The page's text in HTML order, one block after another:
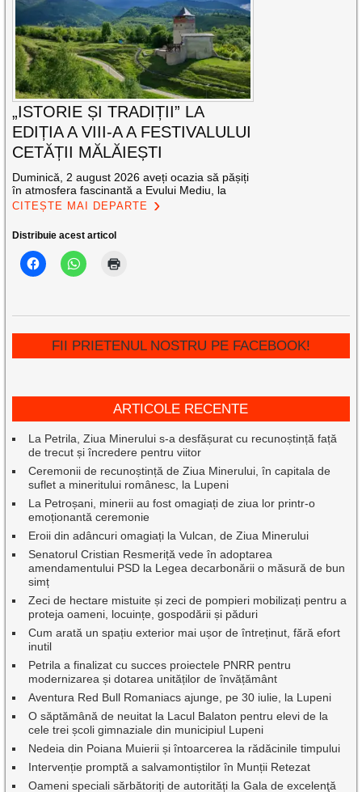
„ISTORIE ȘI TRADIȚII” LA
EDIȚIA A VIII-A A FESTIVALULUI
CETĂȚII MĂLĂIEȘTI
Duminică, 2 august 2026 aveți ocazia să pășiți
în atmosfera fascinantă a Evului Mediu, la
CITEȘTE MAI DEPARTE
Distribuie acest articol
FII PRIETENUL NOSTRU PE FACEBOOK!
ARTICOLE RECENTE
La Petrila, Ziua Minerului s-a desfășurat cu recunoștință față
de trecut și încredere pentru viitor
Ceremonii de recunoștință de Ziua Minerului, în capitala de
suflet a mineritului românesc, la Lupeni
La Petroșani, minerii au fost omagiați de ziua lor printr-o
emoționantă ceremonie
Eroii din adâncuri omagiați la Vulcan, de Ziua Minerului
Senatorul Cristian Resmeriță vede în adoptarea
amendamentului PSD la Legea decarbonării o măsură de bun
simț
Zeci de hectare mistuite și zeci de pompieri mobilizați pentru a
proteja oameni, locuințe, gospodării și păduri
Cum arată un spațiu exterior mai ușor de întreținut, fără efort
inutil
Petrila a finalizat cu succes proiectele PNRR pentru
modernizarea și dotarea unităților de învățământ
Aventura Red Bull Romaniacs ajunge, pe 30 iulie, la Lupeni
O săptămână de neuitat la Lacul Balaton pentru elevi de la
cele trei școli gimnaziale din municipiul Lupeni
Nedeia din Poiana Muierii și întoarcerea la rădăcinile timpului
Intervenție promptă a salvamontiștilor în Munții Retezat
Oameni speciali sărbătoriți de autorități la Gala de excelenţă